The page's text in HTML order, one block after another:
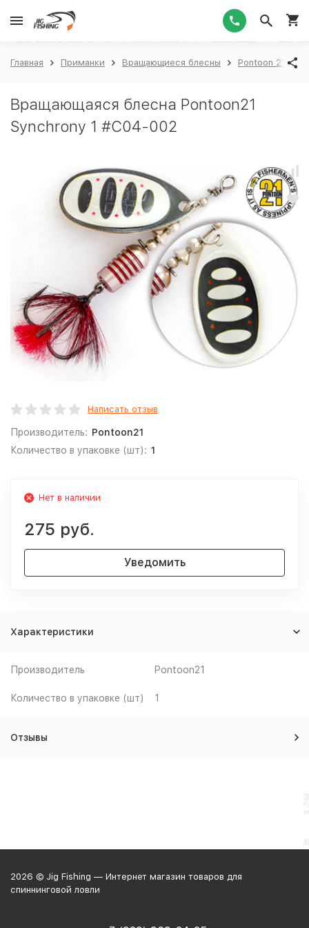
Главная Приманки Вращающиеся блесны Pontoon 21
Вращающаяся блесна Pontoon21
Synchrony 1 #C04-002
Написать отзыв
Производитель: Pontoon21
Количество в упаковке (шт): 1
Нет в наличии
275 руб.
Уведомить
Характеристики
Производитель Pontoon21
Количество в упаковке (шт) 1
Отзывы
2026 © Jig Fishing — Интернет магазин товаров для
спиннинговой ловли